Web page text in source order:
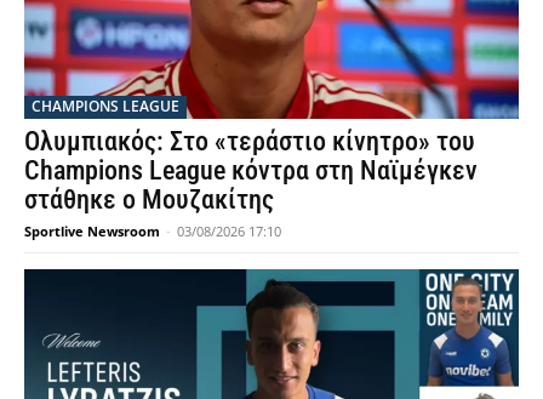
CHAMPIONS LEAGUE
Ολυμπιακός: Στο «τεράστιο κίνητρο» του
Champions League κόντρα στη Ναϊμέγκεν
στάθηκε ο Μουζακίτης
Sportlive Newsroom - 03/08/2026 17:10